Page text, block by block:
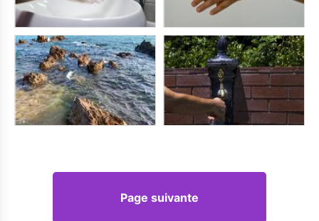
Page suivante